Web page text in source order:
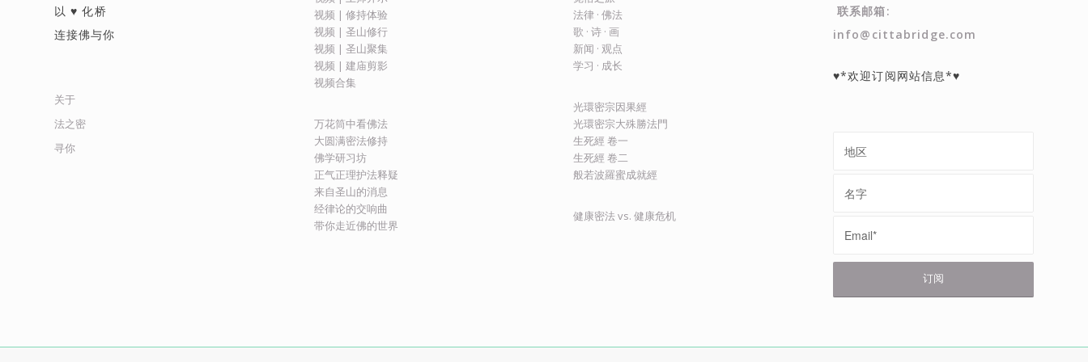
以 ♥ 化桥
连接佛与你
关于
法之密
寻你
视频 | 修持体验
视频 | 圣山修行
视频 | 圣山聚集
视频 | 建庙剪影
视频合集
万花筒中看佛法
大圆满密法修持
佛学研习坊
正气正理护法释疑
来自圣山的消息
经律论的交响曲
带你走近佛的世界
法律 · 佛法
歌 · 诗 · 画
新闻 · 观点
学习 · 成长
光環密宗因果經
光環密宗大殊勝法門
生死經 卷一
生死經 卷二
般若波羅蜜成就經
健康密法 vs. 健康危机
联系邮箱:
info@cittabridge.com
♥*欢迎订阅网站信息*♥